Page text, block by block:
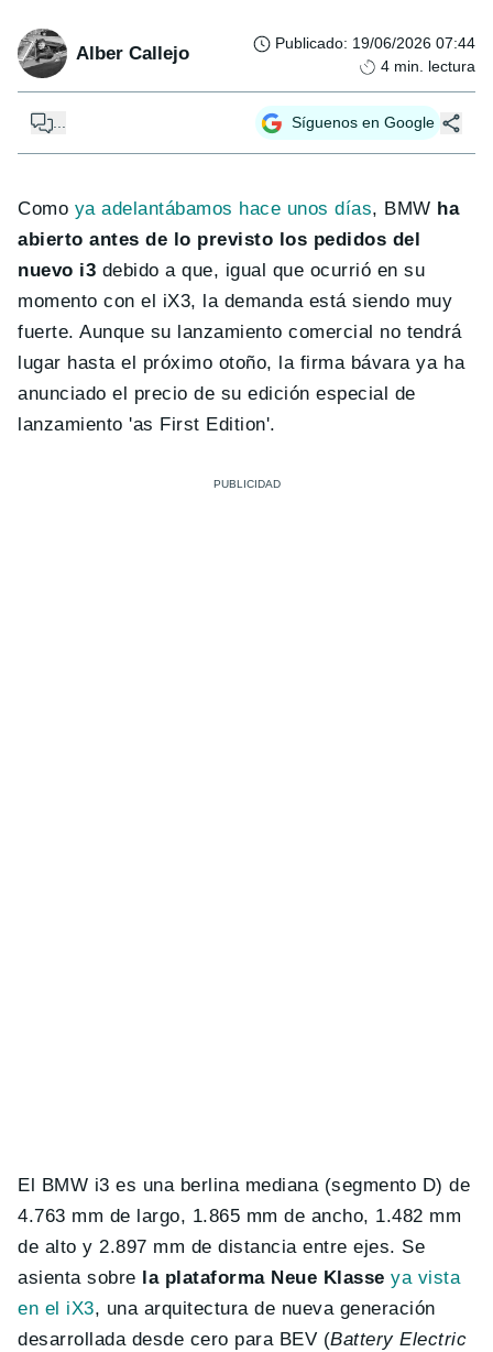
Alber Callejo Publicado: 19/06/2026 07:44
4 min. lectura
... Síguenos en Google
Como ya adelantábamos hace unos días, BMW ha
abierto antes de lo previsto los pedidos del
nuevo i3 debido a que, igual que ocurrió en su
momento con el iX3, la demanda está siendo muy
fuerte. Aunque su lanzamiento comercial no tendrá
lugar hasta el próximo otoño, la firma bávara ya ha
anunciado el precio de su edición especial de
lanzamiento 'as First Edition'.
El BMW i3 es una berlina mediana (segmento D) de
4.763 mm de largo, 1.865 mm de ancho, 1.482 mm
de alto y 2.897 mm de distancia entre ejes. Se
asienta sobre
la plataforma Neue Klasse ya vista
en el iX3, una arquitectura de nueva generación
desarrollada desde cero para BEV (Battery Electric